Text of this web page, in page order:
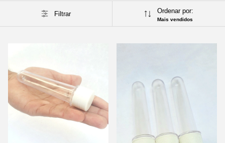
Filtrar Ordenar por:
Mais vendidos